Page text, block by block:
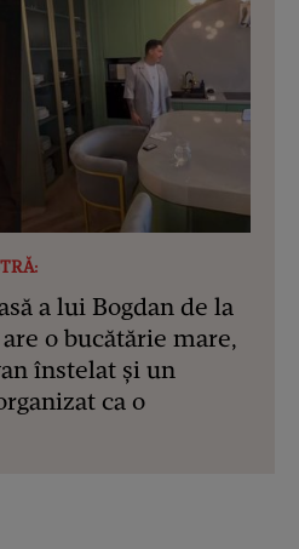
a lui Bogdan de la
o bucătărie mare,
înstelat și un
ca o